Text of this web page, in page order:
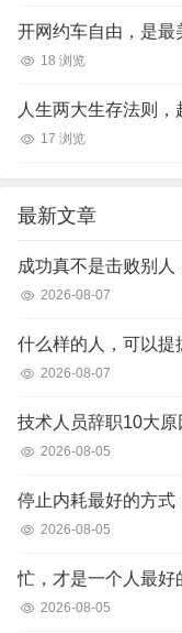
开网约车自由，是最
18 浏览
人生两大生存法则
17 浏览
最新文章
成功真不是击败别
2026-08-07
什么样的人，可以提
2026-08-07
技术人员辞职10大原
2026-08-05
停止内耗最好的方式
2026-08-05
忙，才是一个人最好
2026-08-05